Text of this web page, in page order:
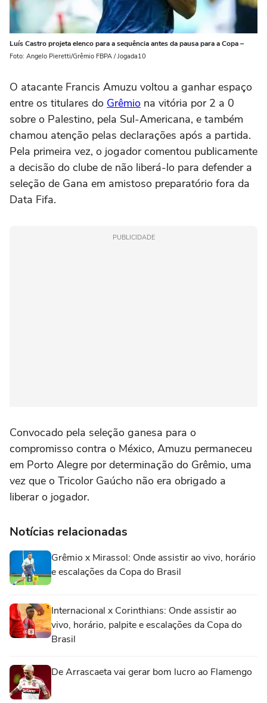
Luís Castro projeta elenco para a sequência antes da pausa para a Copa –
Foto: Angelo Pieretti/Grêmio FBPA / Jogada10
O atacante Francis Amuzu voltou a ganhar espaço
entre os titulares do Grêmio na vitória por 2 a 0
sobre o Palestino, pela Sul-Americana, e também
chamou atenção pelas declarações após a partida.
Pela primeira vez, o jogador comentou publicamente
a decisão do clube de não liberá-lo para defender a
seleção de Gana em amistoso preparatório fora da
Data Fifa.
PUBLICIDADE
Convocado pela seleção ganesa para o
compromisso contra o México, Amuzu permaneceu
em Porto Alegre por determinação do Grêmio, uma
vez que o Tricolor Gaúcho não era obrigado a
liberar o jogador.
Notícias relacionadas
Grêmio x Mirassol: Onde assistir ao vivo, horário
e escalações da Copa do Brasil
Internacional x Corinthians: Onde assistir ao
vivo, horário, palpite e escalações da Copa do
Brasil
De Arrascaeta vai gerar bom lucro ao Flamengo